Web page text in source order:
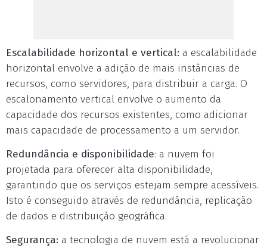
Escalabilidade horizontal e vertical: a escalabilidade
horizontal envolve a adição de mais instâncias de
recursos, como servidores, para distribuir a carga. O
escalonamento vertical envolve o aumento da
capacidade dos recursos existentes, como adicionar
mais capacidade de processamento a um servidor.
Redundância e disponibilidade: a nuvem foi
projetada para oferecer alta disponibilidade,
garantindo que os serviços estejam sempre acessíveis.
Isto é conseguido através de redundância, replicação
de dados e distribuição geográfica.
Segurança: a tecnologia de nuvem está a revolucionar